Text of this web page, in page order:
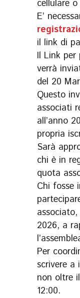
cellulare o
E’
il link di
Il Link per
verrà
del 20
Questo
associati
all’anno
propria
Sarà
chi è in
quota
Chi fosse
2026, a
Per
scrivere a
non oltre
12:00.